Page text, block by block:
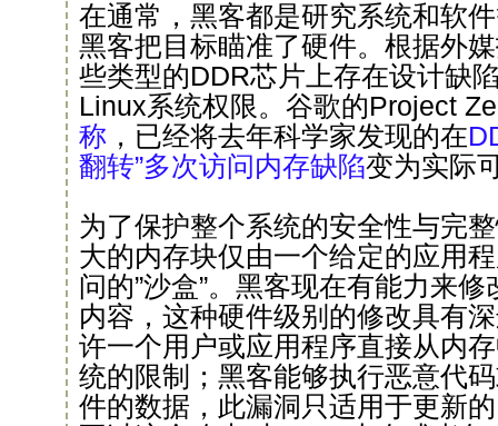
在通常，黑客都是研究系统和软
黑客把目标瞄准了硬件。根据外
些类型的DDR芯片上存在设计缺
Linux系统权限。谷歌的Project
称 ，已经将去年科学家发现的在
翻转”多次访问内存缺陷变为实际
为了保护整个系统的安全性与完
大的内存块仅由一个给定的应用
问的”沙盒”。黑客现在有能力来
内容，这种硬件级别的修改具有
许一个用户或应用程序直接从内
统的限制；黑客能够执行恶意代
件的数据，此漏洞只适用于更新